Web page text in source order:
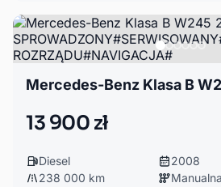
13 900 zł
Diesel
2008
238 000 km
Manualna